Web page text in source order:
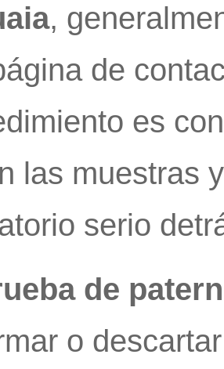
,
de
es
las muestras
serio
de
o